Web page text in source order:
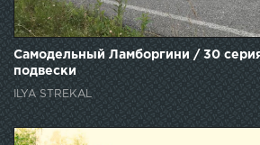
Самодельный Ламборгини / 30
подвески
ILYA STREKAL